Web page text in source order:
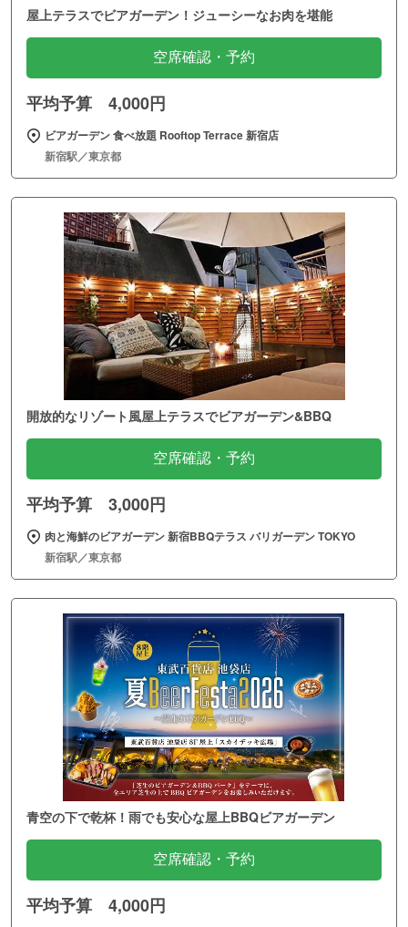
屋上テラスでビアガーデン！ジューシーなお肉を堪能
空席確認・予約
平均予算 4,000円
ビアガーデン 食べ放題 Rooftop Terrace 新宿店
新宿駅／東京都
開放的なリゾート風屋上テラスでビアガーデン&BBQ
空席確認・予約
平均予算 3,000円
肉と海鮮のビアガーデン 新宿BBQテラス バリガーデン TOKYO
新宿駅／東京都
青空の下で乾杯！雨でも安心な屋上BBQビアガーデン
空席確認・予約
平均予算 4,000円